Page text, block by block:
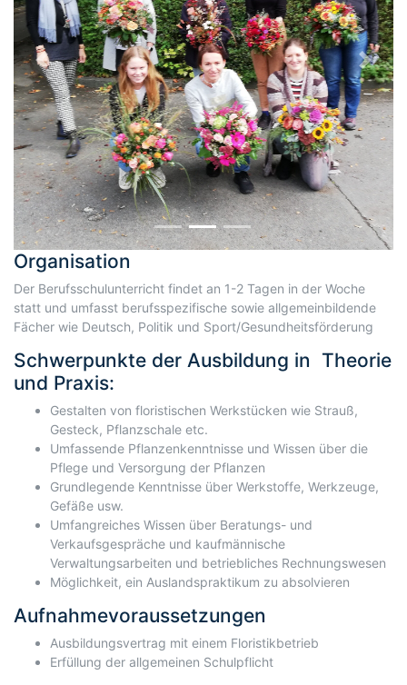
Previous Next
Organisation
Der Berufsschulunterricht findet an 1-2 Tagen in der Woche
statt und umfasst berufsspezifische sowie allgemeinbildende
Fächer wie Deutsch, Politik und Sport/Gesundheitsförderung
Schwerpunkte der Ausbildung in Theorie
und Praxis:
Gestalten von floristischen Werkstücken wie Strauß,
Gesteck, Pflanzschale etc.
Umfassende Pflanzenkenntnisse und Wissen über die
Pflege und Versorgung der Pflanzen
Grundlegende Kenntnisse über Werkstoffe, Werkzeuge,
Gefäße usw.
Umfangreiches Wissen über Beratungs- und
Verkaufsgespräche und kaufmännische
Verwaltungsarbeiten und betriebliches Rechnungswesen
Möglichkeit, ein Auslandspraktikum zu absolvieren
Aufnahmevoraussetzungen
Ausbildungsvertrag mit einem Floristikbetrieb
Erfüllung der allgemeinen Schulpflicht